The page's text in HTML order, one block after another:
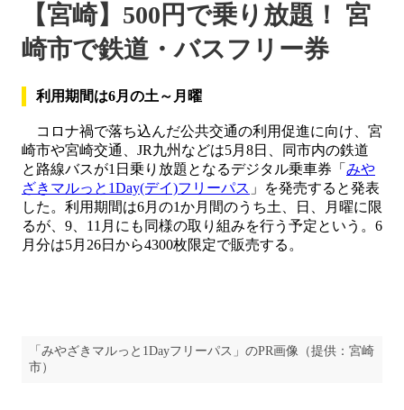
【宮崎】500円で乗り放題！ 宮
崎市で鉄道・バスフリー券
利用期間は6月の土～月曜
コロナ禍で落ち込んだ公共交通の利用促進に向け、宮
崎市や宮崎交通、JR九州などは5月8日、同市内の鉄道
と路線バスが1日乗り放題となるデジタル乗車券「 みや
ざきマルっと1Day(デイ)フリーパス 」を発売すると発表
した。利用期間は6月の1か月間のうち土、日、月曜に限
るが、9、11月にも同様の取り組みを行う予定という。6
月分は5月26日から4300枚限定で販売する。
「みやざきマルっと1Dayフリーパス」のPR画像（提供：宮崎
市）